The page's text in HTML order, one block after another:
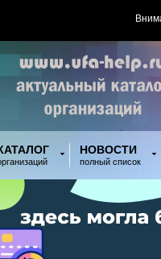
НОВОСТИ
полный список